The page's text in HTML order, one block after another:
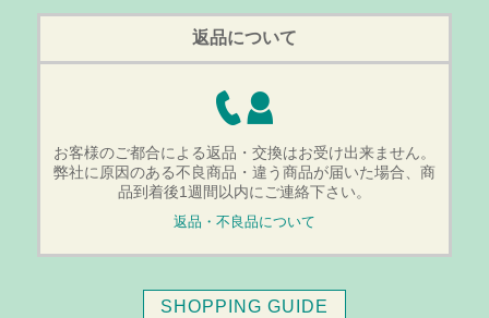
返品について
お客様のご都合による返品・交換はお受け出来ません。
弊社に原因のある不良商品・違う商品が届いた場合、商
品到着後1週間以内にご連絡下さい。
返品・不良品について
SHOPPING GUIDE